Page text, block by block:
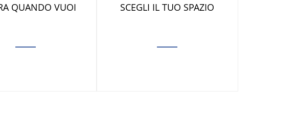
QUANDO VUOI SCEGLI IL TUO SPAZIO